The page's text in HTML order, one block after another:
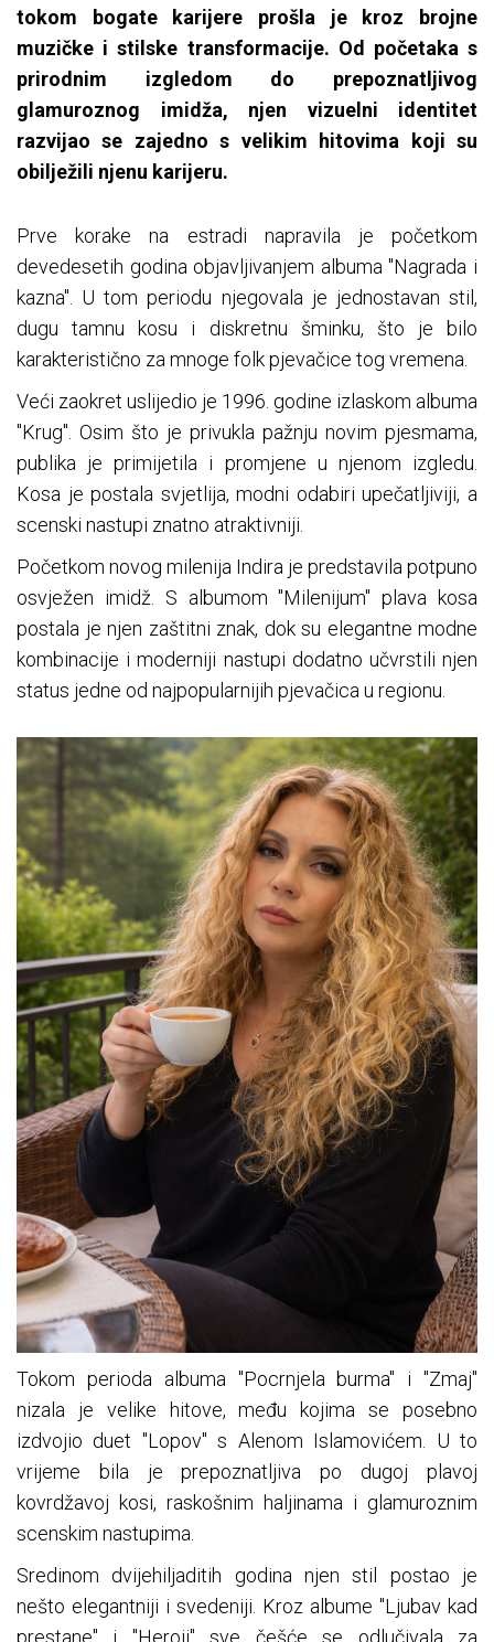
tokom bogate karijere prošla je kroz brojne
muzičke i stilske transformacije. Od početaka s
prirodnim izgledom do prepoznatljivog
glamuroznog imidža, njen vizuelni identitet
razvijao se zajedno s velikim hitovima koji su
obilježili njenu karijeru.
Prve korake na estradi napravila je početkom
devedesetih godina objavljivanjem albuma "Nagrada i
kazna". U tom periodu njegovala je jednostavan stil,
dugu tamnu kosu i diskretnu šminku, što je bilo
karakteristično za mnoge folk pjevačice tog vremena.
Veći zaokret uslijedio je 1996. godine izlaskom albuma
"Krug". Osim što je privukla pažnju novim pjesmama,
publika je primijetila i promjene u njenom izgledu.
Kosa je postala svjetlija, modni odabiri upečatljiviji, a
scenski nastupi znatno atraktivniji.
Početkom novog milenija Indira je predstavila potpuno
osvježen imidž. S albumom "Milenijum" plava kosa
postala je njen zaštitni znak, dok su elegantne modne
kombinacije i moderniji nastupi dodatno učvrstili njen
status jedne od najpopularnijih pjevačica u regionu.
Tokom perioda albuma "Pocrnjela burma" i "Zmaj"
nizala je velike hitove, među kojima se posebno
izdvojio duet "Lopov" s Alenom Islamovićem. U to
vrijeme bila je prepoznatljiva po dugoj plavoj
kovrdžavoj kosi, raskošnim haljinama i glamuroznim
scenskim nastupima.
Sredinom dvijehiljaditih godina njen stil postao je
nešto elegantniji i svedeniji. Kroz albume "Ljubav kad
prestane" i "Heroji" sve češće se odlučivala za